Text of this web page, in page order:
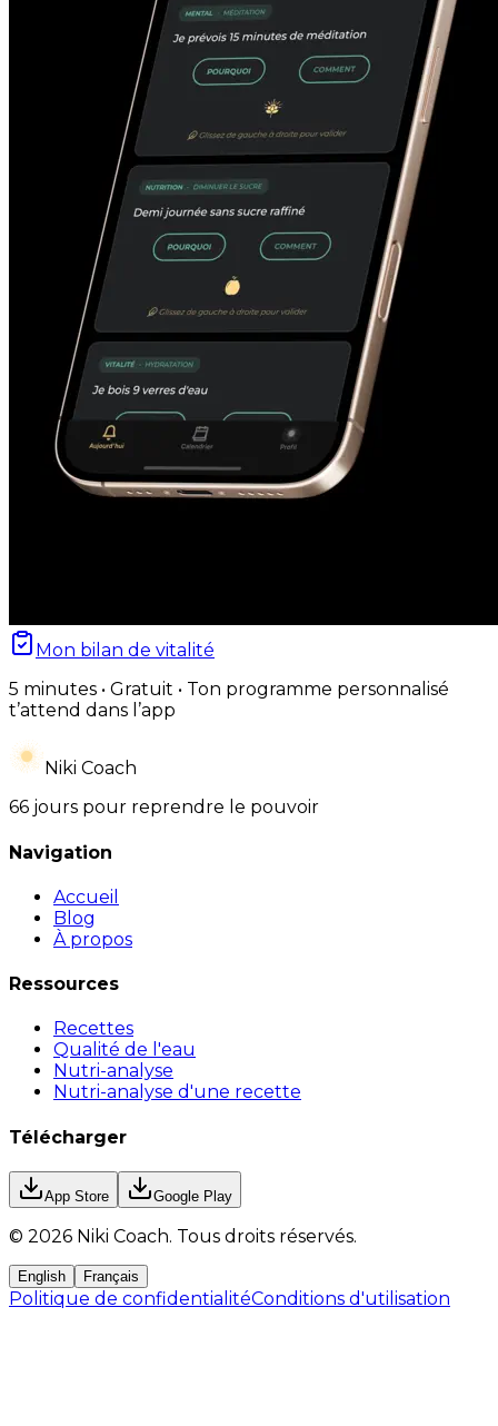
Mon bilan de vitalité
5 minutes • Gratuit • Ton programme personnalisé
t’attend dans l’app
Niki Coach
66 jours pour reprendre le pouvoir
Navigation
Accueil
Blog
À propos
Ressources
Recettes
Qualité de l'eau
Nutri-analyse
Nutri-analyse d'une recette
Télécharger
App Store Google Play
© 2026 Niki Coach. Tous droits réservés.
English Français
Politique de confidentialitéConditions d'utilisation